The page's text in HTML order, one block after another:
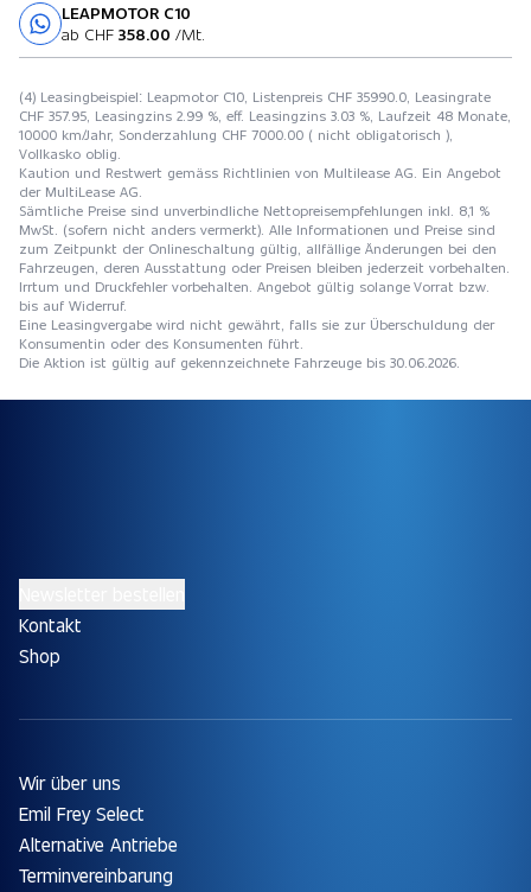
LEAPMOTOR C10
ab CHF 358.00 /Mt.
(4) Leasingbeispiel: Leapmotor C10, Listenpreis CHF 35990.0, Leasingrate
CHF 357.95, Leasingzins 2.99 %, eff. Leasingzins 3.03 %, Laufzeit 48 Monate,
10000 km/Jahr, Sonderzahlung CHF 7000.00 ( nicht obligatorisch ),
Vollkasko oblig.
Kaution und Restwert gemäss Richtlinien von Multilease AG. Ein Angebot
der MultiLease AG.
Sämtliche Preise sind unverbindliche Nettopreisempfehlungen inkl. 8,1 %
MwSt. (sofern nicht anders vermerkt). Alle Informationen und Preise sind
zum Zeitpunkt der Onlineschaltung gültig, allfällige Änderungen bei den
Fahrzeugen, deren Ausstattung oder Preisen bleiben jederzeit vorbehalten.
Irrtum und Druckfehler vorbehalten. Angebot gültig solange Vorrat bzw.
bis auf Widerruf.
Eine Leasingvergabe wird nicht gewährt, falls sie zur Überschuldung der
Konsumentin oder des Konsumenten führt.
Die Aktion ist gültig auf gekennzeichnete Fahrzeuge bis 30.06.2026.
Kontakt
Shop
Wir über uns
Emil Frey Select
Alternative Antriebe
Terminvereinbarung